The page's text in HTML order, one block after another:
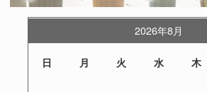
2026年8月
日 月 火 水 木